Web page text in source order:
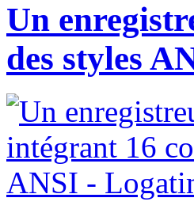
Un
des styles